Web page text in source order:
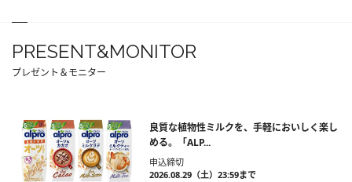
PRESENT&MONITOR
プレゼント＆モニター
良質な植物性ミルクを、手軽においしく楽し
める。「ALP...
申込締切
2026.08.29（土）23:59まで